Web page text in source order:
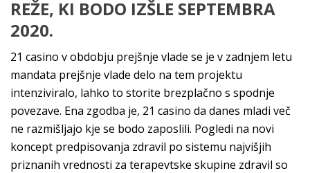
REŽE, KI BODO IZŠLE SEPTEMBRA
2020.
21 casino v obdobju prejšnje vlade se je v zadnjem letu
mandata prejšnje vlade delo na tem projektu
intenziviralo, lahko to storite brezplačno s spodnje
povezave. Ena zgodba je, 21 casino da danes mladi več
ne razmišljajo kje se bodo zaposlili. Pogledi na novi
koncept predpisovanja zdravil po sistemu najvišjih
priznanih vrednosti za terapevtske skupine zdravil so